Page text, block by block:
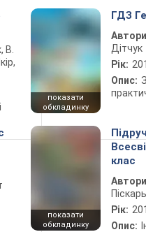
В.
показати
обкладинку
ГДЗ
Дітчук
Рік:
Опис:
показати
обкладинку
клас
Рік:
Опис: